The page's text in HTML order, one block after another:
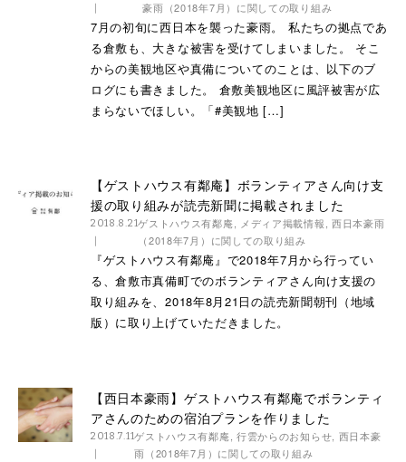
豪雨（2018年7月）に関しての取り組み
7月の初旬に西日本を襲った豪雨。 私たちの拠点であ
る倉敷も、大きな被害を受けてしまいました。 そこ
からの美観地区や真備についてのことは、以下のブ
ログにも書きました。 倉敷美観地区に風評被害が広
まらないでほしい。「#美観地 […]
【ゲストハウス有鄰庵】ボランティアさん向け支
援の取り組みが読売新聞に掲載されました
2018.8.21ゲストハウス有鄰庵, メディア掲載情報, 西日本豪雨
（2018年7月）に関しての取り組み
『ゲストハウス有鄰庵』で2018年7月から行ってい
る、倉敷市真備町でのボランティアさん向け支援の
取り組みを、2018年8月21日の読売新聞朝刊（地域
版）に取り上げていただきました。
【西日本豪雨】ゲストハウス有鄰庵でボランティ
アさんのための宿泊プランを作りました
2018.7.11ゲストハウス有鄰庵, 行雲からのお知らせ, 西日本豪
雨（2018年7月）に関しての取り組み